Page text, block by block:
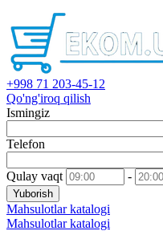
+998 71 203-45-12
Qo'ng'iroq qilish
Ismingiz
Telefon
Qulay vaqt -
Yuborish
Mahsulotlar katalogi
Mahsulotlar katalogi